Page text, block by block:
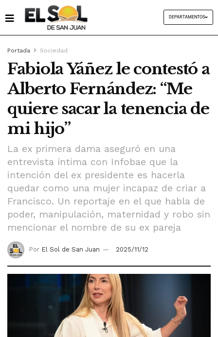
DEPARTAMENTOS
Portada Sociedad
Fabiola Yáñez le contestó a
Alberto Fernández: “Me
quiere sacar la tenencia de
mi hijo”
La ex primera dama aseguró en una
entrevista íntima con Infobae que la
intención del ex presidente es hacerla
quedar como una mujer incapaz de criar a
Francisco. Un reportaje en el que habla de
poder, manipulación, maternidad y robo sin
mencionar el nombre de su ex pareja
Por El Sol de San Juan 2025/11/12